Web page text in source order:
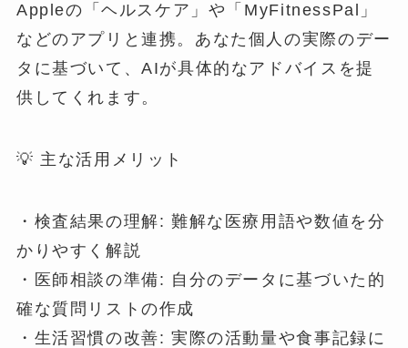
Appleの「ヘルスケア」や「MyFitnessPal」
などのアプリと連携。あなた個人の実際のデー
タに基づいて、AIが具体的なアドバイスを提
供してくれます。
💡 主な活用メリット
・検査結果の理解: 難解な医療用語や数値を分
かりやすく解説
・医師相談の準備: 自分のデータに基づいた的
確な質問リストの作成
・生活習慣の改善: 実際の活動量や食事記録に